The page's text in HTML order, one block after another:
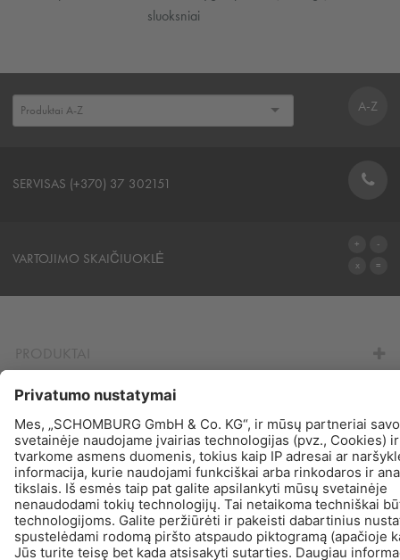
sluoksniai
A-Z
SERVISAS (+370) 37 302151
KONTAKTINĖ FORMA
VARTOJIMO SKAIČIUOKLĖ
PRODUKTAI
RASTI - PIRKTI - INFORMUOTI
© Schomburg.Žymė|Duomenų apsaugos politika|Duomenų apsaugos informacija